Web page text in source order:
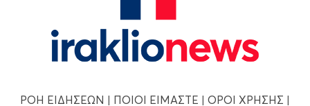
ΡΟΗ ΕΙΔΗΣΕΩΝ | ΠΟΙΟΙ ΕΙΜΑΣΤΕ | ΟΡΟΙ ΧΡΗΣΗΣ |